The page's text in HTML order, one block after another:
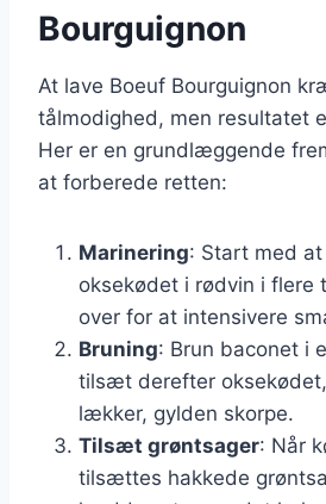
Bourguignon
At lave Boeuf Bourguignon
tålmodighed, men resultatet
Her er en grundlæggende
at forberede retten:
Marinering: Start med
oksekødet i rødvin i flere
over for at intensivere
Bruning: Brun baconet i
tilsæt derefter
lækker, gylden skorpe.
Tilsæt grøntsager: Når
tilsættes hakkede